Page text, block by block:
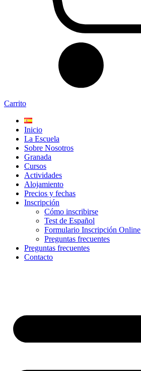
Carrito
Inicio
La Escuela
Sobre Nosotros
Granada
Cursos
Actividades
Alojamiento
Precios y fechas
Inscripción
Cómo inscribirse
Test de Español
Formulario Inscripción Online
Preguntas frecuentes
Preguntas frecuentes
Contacto